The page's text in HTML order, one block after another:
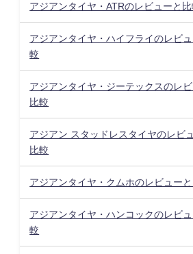
アジアンタイヤ・ATRのレビューと比
アジアンタイヤ・ハイフライのレビ
較
アジアンタイヤ・ジーテックスのレビ
比較
アジアン スタッドレスタイヤのレビ
比較
アジアンタイヤ・クムホのレビュー
アジアンタイヤ・ハンコックのレビ
較